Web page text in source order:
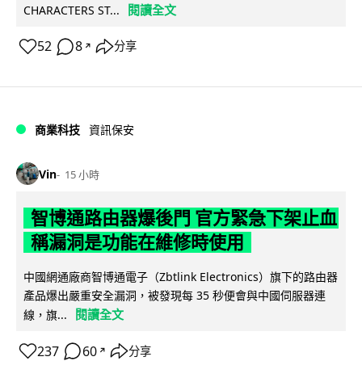
CHARACTERS ST...
閱讀全文
52 8 ↗ 分享
商業科技 資訊保安
Vin 15 小時
智博通路由器爆後門 官方緊急下架止血
稱漏洞是功能在維修時使用
中國網通廠商智博通電子（Zbtlink Electronics）旗下的路由器
產品爆出嚴重安全漏洞，被發現每 35 秒便會與中國伺服器連
線，旗...
閱讀全文
237 60 ↗ 分享